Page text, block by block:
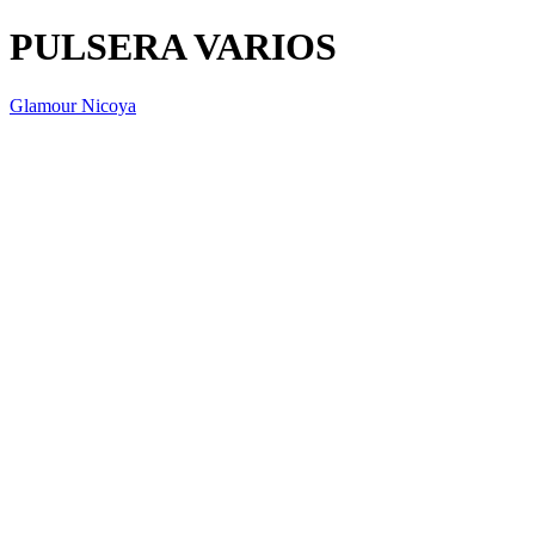
PULSERA VARIOS
Glamour Nicoya